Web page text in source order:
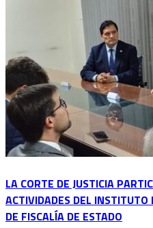
LA CORTE DE JUSTICIA
ACTIVIDADES DEL
DE FISCALÍA DE ESTADO